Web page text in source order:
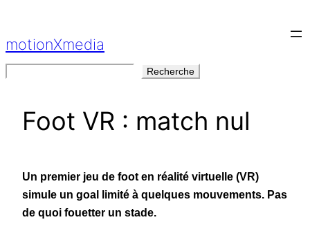
contenu
motionXmedia
Recherche
Foot VR : match nul
Un premier jeu de foot en réalité virtuelle (VR)
simule un goal limité à quelques mouvements. Pas
de quoi fouetter un stade.